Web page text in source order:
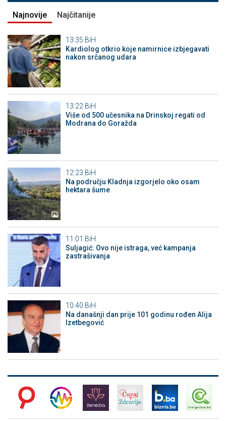
Najnovije Najčitanije
13:35 BiH
Kardiolog otkrio koje namirnice izbjegavati
nakon srčanog udara
13:22 BiH
Više od 500 učesnika na Drinskoj regati od
Modrana do Goražda
12:23 BiH
Na području Kladnja izgorjelo oko osam
hektara šume
11:01 BiH
Suljagić: Ovo nije istraga, već kampanja
zastrašivanja
10:40 BiH
Na današnji dan prije 101 godinu rođen Alija
Izetbegović